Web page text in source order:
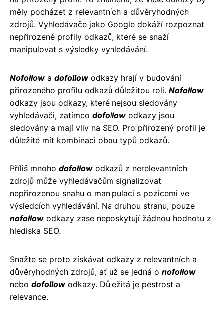
měly pocházet z relevantních a důvěryhodných
zdrojů. Vyhledávače jako Google dokáží rozpoznat
nepřirozené profily odkazů, které se snaží
manipulovat s výsledky vyhledávání.
Nofollow a dofollow odkazy hrají v budování
přirozeného profilu odkazů důležitou roli. Nofollow
odkazy jsou odkazy, které nejsou sledovány
vyhledávači, zatímco dofollow odkazy jsou
sledovány a mají vliv na SEO. Pro přirozený profil je
důležité mít kombinaci obou typů odkazů.
Příliš mnoho dofollow odkazů z nerelevantních
zdrojů může vyhledávačům signalizovat
nepřirozenou snahu o manipulaci s pozicemi ve
výsledcích vyhledávání. Na druhou stranu, pouze
nofollow odkazy zase neposkytují žádnou hodnotu z
hlediska SEO.
Snažte se proto získávat odkazy z relevantních a
důvěryhodných zdrojů, ať už se jedná o nofollow
nebo dofollow odkazy. Důležitá je pestrost a
relevance.